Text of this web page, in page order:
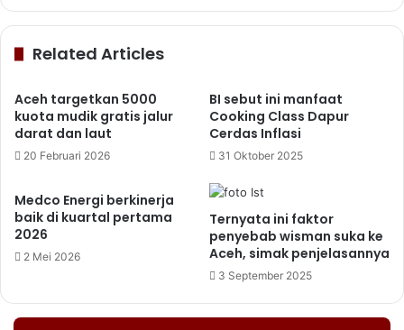
Related Articles
Aceh targetkan 5000
kuota mudik gratis jalur
darat dan laut
20 Februari 2026
BI sebut ini manfaat
Cooking Class Dapur
Cerdas Inflasi
31 Oktober 2025
Medco Energi berkinerja
baik di kuartal pertama
2026
2 Mei 2026
Ternyata ini faktor
penyebab wisman suka ke
Aceh, simak penjelasannya
3 September 2025